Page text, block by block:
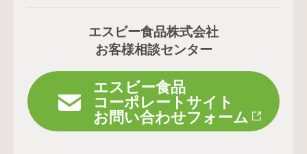
エスビー食品株式会社
お客様相談センター
エスビー食品
コーポレートサイト
お問い合わせフォーム